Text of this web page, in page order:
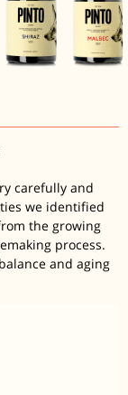
carefully and
we identified
the growing
process.
and aging